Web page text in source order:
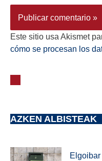
Este sitio usa Akismet
cómo se procesan los
AZKEN ALBISTEAK